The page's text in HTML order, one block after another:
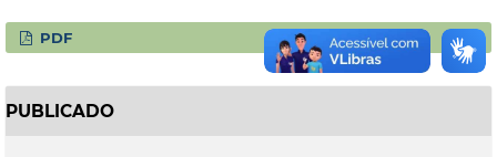
PDF
PUBLICADO